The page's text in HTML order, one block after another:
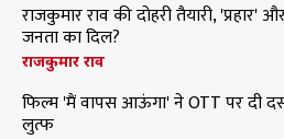
राजकुमार राव की दोहरी तैयारी,
जनता का दिल?
राजकुमार राव
फिल्म 'मैं वापस आऊंगा' ने OTT पर दी
लुत्फ